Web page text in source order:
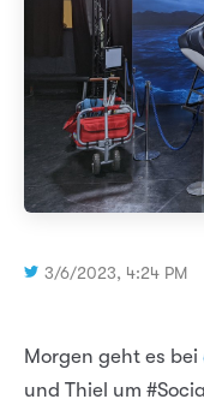
3/6/2023, 4:24 PM
Morgen geht es bei
und Thiel um